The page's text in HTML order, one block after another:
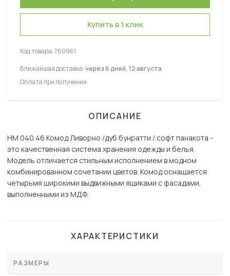
Купить в 1 клик
Код товара:760961
Ближайшая доставка:через 6 дней, 12 августа
Оплата при получении
ОПИСАНИЕ
НМ 040.46 Комод Ливорно /дуб бунратти / софт панакота -
это качественная система хранения одежды и белья.
Модель отличается стильным исполнением в модном
комбинированном сочетании цветов. Комод оснащается
четырьмя широкими выдвижными ящиками с фасадами,
выполненными из МДФ.
ХАРАКТЕРИСТИКИ
РАЗМЕРЫ